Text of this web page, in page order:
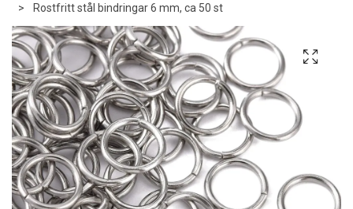
Rostfritt stål bindringar 6 mm, ca 50 st